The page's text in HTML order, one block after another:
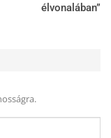
élvonalában”